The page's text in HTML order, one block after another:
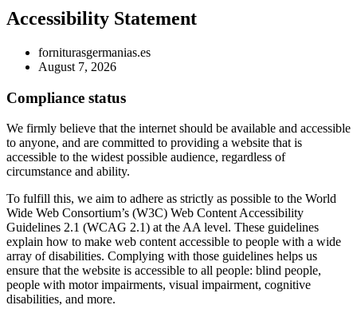
Accessibility Statement
forniturasgermanias.es
August 7, 2026
Compliance status
We firmly believe that the internet should be available and accessible
to anyone, and are committed to providing a website that is
accessible to the widest possible audience, regardless of
circumstance and ability.
To fulfill this, we aim to adhere as strictly as possible to the World
Wide Web Consortium’s (W3C) Web Content Accessibility
Guidelines 2.1 (WCAG 2.1) at the AA level. These guidelines
explain how to make web content accessible to people with a wide
array of disabilities. Complying with those guidelines helps us
ensure that the website is accessible to all people: blind people,
people with motor impairments, visual impairment, cognitive
disabilities, and more.